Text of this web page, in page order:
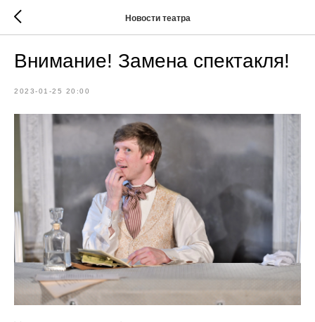
Новости театра
Внимание! Замена спектакля!
2023-01-25 20:00